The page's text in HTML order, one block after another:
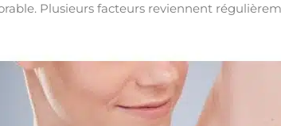
Plusieurs facteurs reviennent